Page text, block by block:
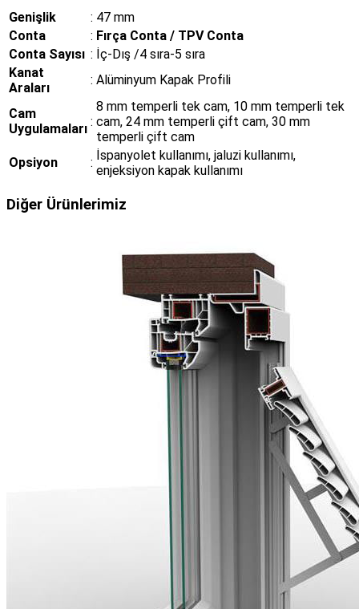
Genişlik : 47 mm
Conta
: Fırça Conta / TPV Conta
Conta Sayısı : İç-Dış /4 sıra-5 sıra
Kanat
Araları
: Alüminyum Kapak Profili
Cam
Uygulamaları :
8 mm temperli tek cam, 10 mm temperli tek
cam, 24 mm temperli çift cam, 30 mm
temperli çift cam
Opsiyon
: İspanyolet kullanımı, jaluzi kullanımı,
enjeksiyon kapak kullanımı
Diğer Ürünlerimiz